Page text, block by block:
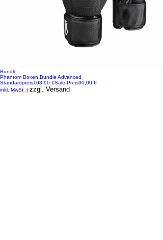
Bundle
Phantom Boxen Bundle Advanced
Standardpreis108,90 €Sale-Preis90,00 €
inkl. MwSt. | zzgl. Versand